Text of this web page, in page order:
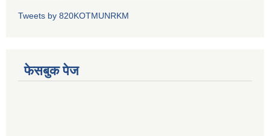
Tweets by 820KOTMUNRKM
फेसबुक पेज